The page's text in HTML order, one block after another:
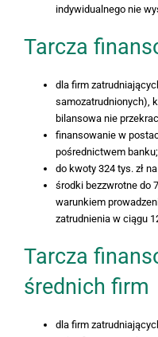
indywidualnego nie
Tarcza
dla firm
samozatrudnionych),
bilansowa nie
finansowanie w
pośrednictwem banku;
do kwoty 324 tys. zł
środki bezzwrotne do
warunkiem
zatrudnienia w ciągu
Tarcza
średnich firm
dla firm